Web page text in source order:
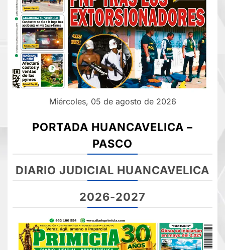
Miércoles, 05 de agosto de 2026
PORTADA HUANCAVELICA –
PASCO
DIARIO JUDICIAL HUANCAVELICA
2026-2027